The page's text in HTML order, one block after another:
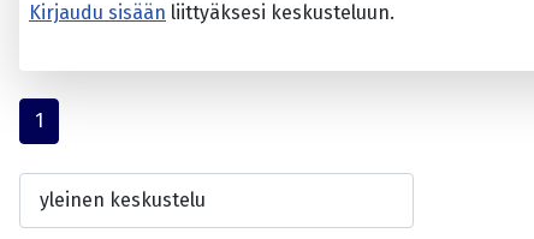
Kirjaudu sisään liittyäksesi keskusteluun.
1